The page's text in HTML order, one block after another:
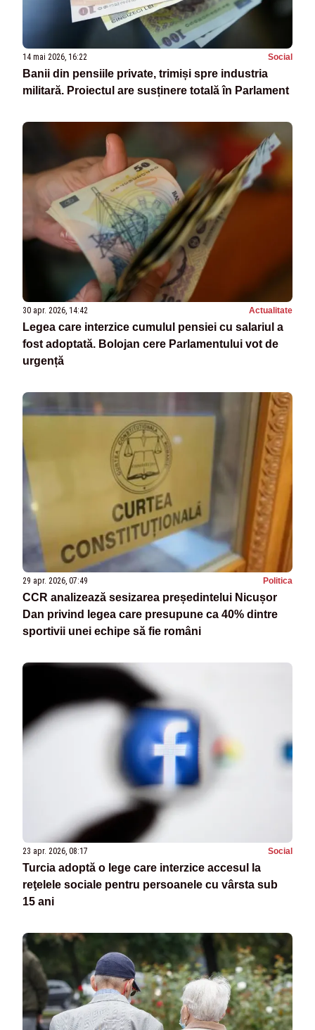
14 mai 2026, 16:22 Social
Banii din pensiile private, trimiși spre industria
militară. Proiectul are susținere totală în Parlament
30 apr. 2026, 14:42 Actualitate
Legea care interzice cumulul pensiei cu salariul a
fost adoptată. Bolojan cere Parlamentului vot de
urgență
29 apr. 2026, 07:49 Politica
CCR analizează sesizarea președintelui Nicușor
Dan privind legea care presupune ca 40% dintre
sportivii unei echipe să fie români
23 apr. 2026, 08:17 Social
Turcia adoptă o lege care interzice accesul la
reţelele sociale pentru persoanele cu vârsta sub
15 ani